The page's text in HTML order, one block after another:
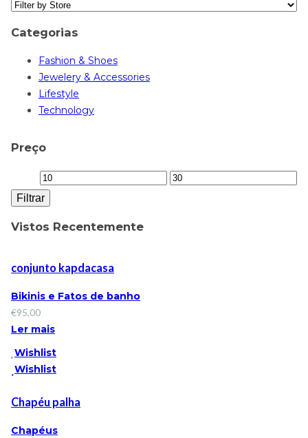
Categorias
Fashion & Shoes
Jewelery & Accessories
Lifestyle
Technology
Preço
Filtrar
Vistos Recentemente
conjunto kapdacasa
Bikinis e Fatos de banho
€95,00
Ler mais
Wishlist
Wishlist
Chapéu palha
Chapéus